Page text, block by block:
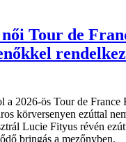
Tour de
a 2026-ös Tour de France
körversenyen ezúttal
Lucie Fityus révén
bringás a mezőnyben.